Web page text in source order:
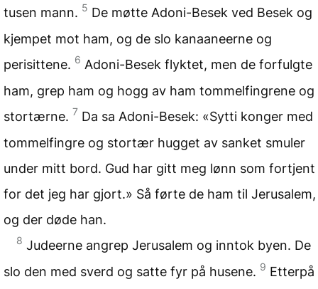
tusen mann. 5 De møtte Adoni-Besek ved Besek og
kjempet mot ham, og de slo kanaaneerne og
perisittene. 6 Adoni-Besek flyktet, men de forfulgte
ham, grep ham og hogg av ham tommelfingrene og
stortærne. 7 Da sa Adoni-Besek: «Sytti konger med
tommelfingre og stortær hugget av sanket smuler
under mitt bord. Gud har gitt meg lønn som fortjent
for det jeg har gjort.» Så førte de ham til Jerusalem,
og der døde han.
8 Judeerne angrep Jerusalem og inntok byen. De
slo den med sverd og satte fyr på husene. 9 Etterpå